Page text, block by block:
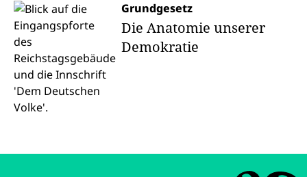
Grundgesetz
Die Anatomie unserer
Demokratie